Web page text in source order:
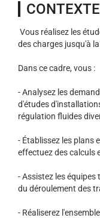
Vous réalisez les
des charges jusqu'à
Dans ce cadre, vous :
- Analysez les
d'études
régulation fluides
- Établissez les plans
effectuez des calculs
- Assistez les
du déroulement des
- Réaliserez